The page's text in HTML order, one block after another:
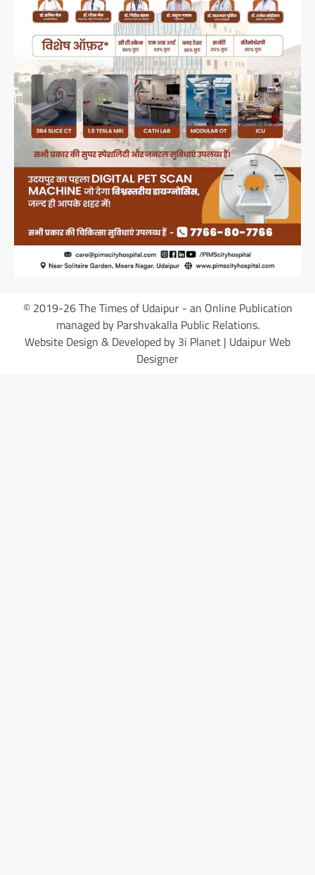
© 2019-26 The Times of Udaipur - an Online Publication
managed by Parshvakalla Public Relations.
Website Design & Developed by 3i Planet | Udaipur Web
Designer